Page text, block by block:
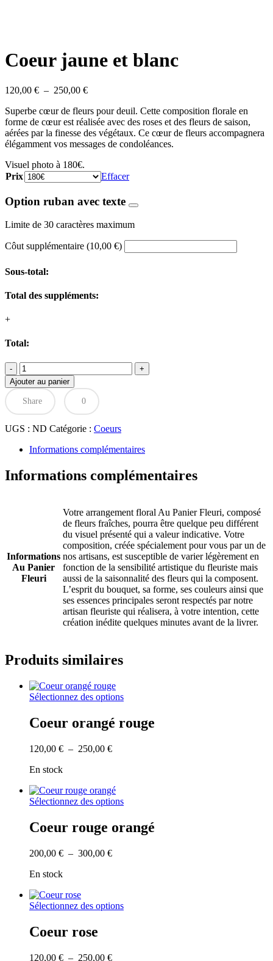
Coeur jaune et blanc
120,00 € – 250,00 €Plage
prix :
120,00 €
à
250,00 €
Superbe cœur de fleurs pour deuil. Cette composition florale en
forme de cœur est réalisée avec des roses et des fleurs de saison,
aérées par la finesse des végétaux. Ce cœur de fleurs accompagnera
élégamment vos messages de condoléances.
Visuel photo à 180€.
Prix
Effacer
Option ruban avec texte
Limite de 30 caractères maximum
Côut supplémentaire (10,00 €)
Sous-total:
Total des suppléments:
+
Total:
quantité
de
Coeur
jaune
Ajouter au panier
Share 0
UGS : ND Catégorie : Coeurs
Informations complémentaires
Informations complémentaires
Informations
Au Panier
Fleuri
Votre arrangement floral Au Panier Fleuri, composé
de fleurs fraîches, pourra être quelque peu différent
du visuel présenté qui a valeur indicative. Votre
composition, créée spécialement pour vous par un de
nos artisans, est susceptible de varier légèrement en
fonction de la sensibilité artistique du fleuriste mais
aussi de la saisonnalité des fleurs qui la composent.
L’esprit du bouquet, sa forme, ses couleurs ainsi que
ses essences principales seront respectés par notre
artisan fleuriste qui réalisera, à votre intention, cette
création inédite quelques minutes avant de la livrer.
Produits similaires
Sélectionnez des optionsCe
plusieurs
sur
page
Coeur orangé rouge
120,00 € – 250,00 €Plage
à
250,00 €
En stock
Sélectionnez des optionsCe
plusieurs
sur
Coeur rouge orangé
200,00 € – 300,00 €Plage
300,00 €
En stock
Sélectionnez des optionsCe
Coeur rose
120,00 € – 250,00 €Plage